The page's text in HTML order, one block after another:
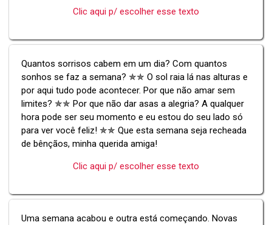
Clic aqui p/ escolher esse texto
Quantos sorrisos cabem em um dia? Com quantos
sonhos se faz a semana? ✯✯ O sol raia lá nas alturas e
por aqui tudo pode acontecer. Por que não amar sem
limites? ✯✯ Por que não dar asas a alegria? A qualquer
hora pode ser seu momento e eu estou do seu lado só
para ver você feliz! ✯✯ Que esta semana seja recheada
de bênçãos, minha querida amiga!
Clic aqui p/ escolher esse texto
Uma semana acabou e outra está começando. Novas